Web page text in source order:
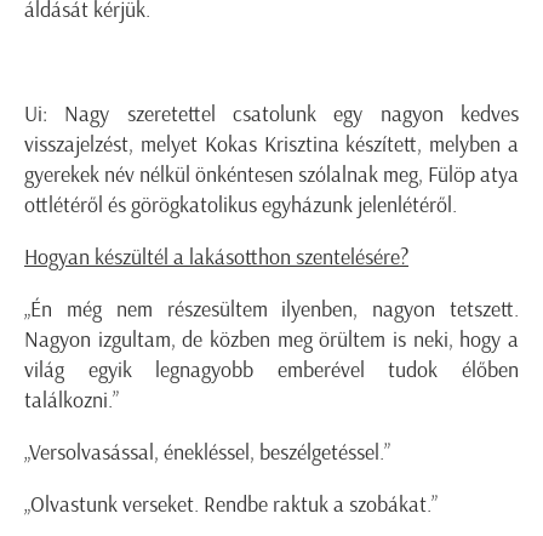
áldását kérjük.
Ui: Nagy szeretettel csatolunk egy nagyon kedves
visszajelzést, melyet Kokas Krisztina készített, melyben a
gyerekek név nélkül önkéntesen szólalnak meg, Fülöp atya
ottlétéről és görögkatolikus egyházunk jelenlétéről.
Hogyan készültél a lakásotthon szentelésére?
„Én még nem részesültem ilyenben, nagyon tetszett.
Nagyon izgultam, de közben meg örültem is neki, hogy a
világ egyik legnagyobb emberével tudok élőben
találkozni.”
„Versolvasással, énekléssel, beszélgetéssel.”
„Olvastunk verseket. Rendbe raktuk a szobákat.”